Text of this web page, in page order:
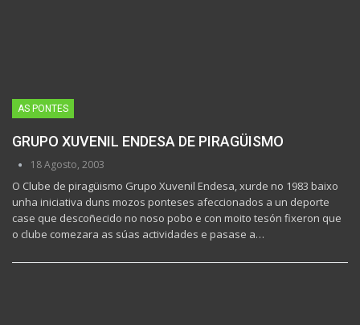
AS PONTES
GRUPO XUVENIL ENDESA DE PIRAGÜISMO
18 Agosto, 2003
O Clube de piragüismo Grupo Xuvenil Endesa, xurde no 1983 baixo
unha iniciativa duns mozos ponteses afeccionados a un deporte
case que descoñecido no noso pobo e con moito tesón fixeron que
o clube comezara as súas actividades e pasase a…